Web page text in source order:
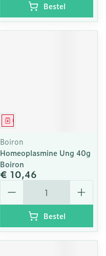
Bestel
Geneesmiddel
Boiron
Homeoplasmine Ung 40g
Boiron
€ 10,46
Aantal
Bestel